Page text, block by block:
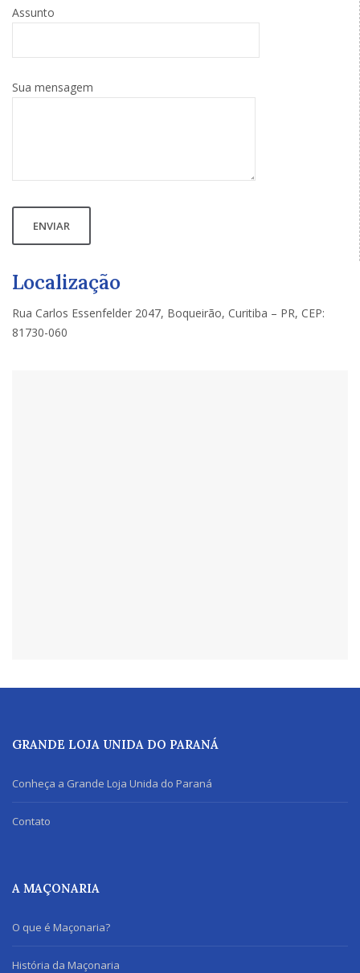
Assunto
Sua mensagem
Localização
Rua Carlos Essenfelder 2047, Boqueirão, Curitiba – PR, CEP:
81730-060
GRANDE LOJA UNIDA DO PARANÁ
Conheça a Grande Loja Unida do Paraná
Contato
A MAÇONARIA
O que é Maçonaria?
História da Maçonaria